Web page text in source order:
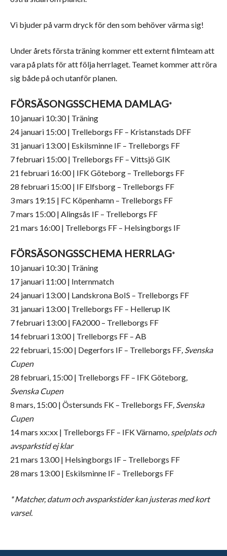
Vi bjuder på varm dryck för den som behöver värma sig!
Under årets första träning kommer ett externt filmteam att
vara på plats för att följa herrlaget. Teamet kommer att röra
sig både på och utanför planen.
FÖRSÄSONGSSCHEMA DAMLAG*
10 januari 10:30 | Träning
24 januari 15:00 | Trelleborgs FF – Kristanstads DFF
31 januari 13:00 | Eskilsminne IF – Trelleborgs FF
7 februari 15:00 | Trelleborgs FF – Vittsjö GIK
21 februari 16:00 | IFK Göteborg – Trelleborgs FF
28 februari 15:00 | IF Elfsborg – Trelleborgs FF
3 mars 19:15 | FC Köpenhamn – Trelleborgs FF
7 mars 15:00 | Alingsås IF – Trelleborgs FF
21 mars 16:00 | Trelleborgs FF – Helsingborgs IF
FÖRSÄSONGSSCHEMA HERRLAG*
10 januari 10:30 | Träning
17 januari 11:00 | Internmatch
24 januari 13:00 | Landskrona BoIS – Trelleborgs FF
31 januari 13:00 | Trelleborgs FF – Hellerup IK
7 februari 13:00 | FA2000 – Trelleborgs FF
14 februari 13:00 | Trelleborgs FF – AB
22 februari, 15:00 | Degerfors IF – Trelleborgs FF, Svenska
Cupen
28 februari, 15:00 | Trelleborgs FF – IFK Göteborg,
Svenska Cupen
8 mars, 15:00 | Östersunds FK – Trelleborgs FF, Svenska
Cupen
14 mars xx:xx | Trelleborgs FF – IFK Värnamo, spelplats och
avsparkstid ej klar
21 mars 13.00 | Helsingborgs IF – Trelleborgs FF
28 mars 13:00 | Eskilsminne IF – Trelleborgs FF
* Matcher, datum och avsparkstider kan justeras med kort
varsel.